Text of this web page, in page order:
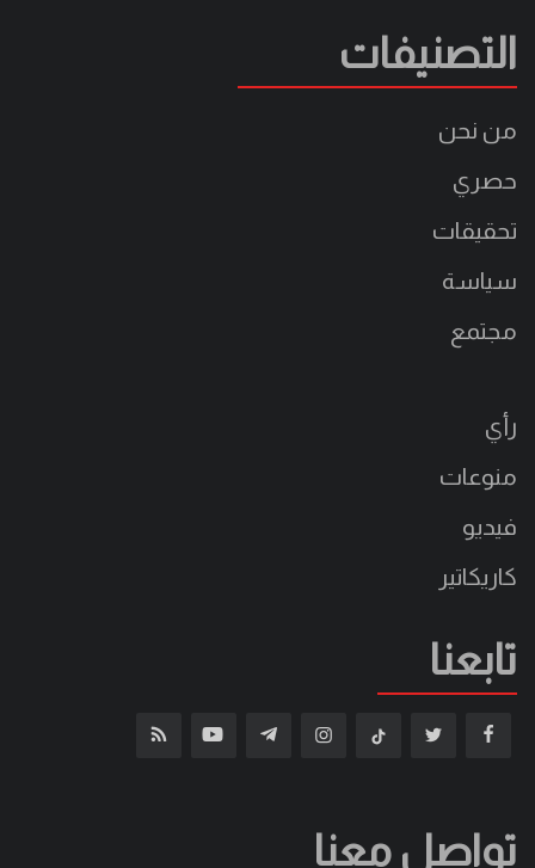
التصنيفات
من نحن
حصري
تحقيقات
سياسة
مجتمع
رأي
منوعات
فيديو
كاريكاتير
تابعنا
تواصل معنا